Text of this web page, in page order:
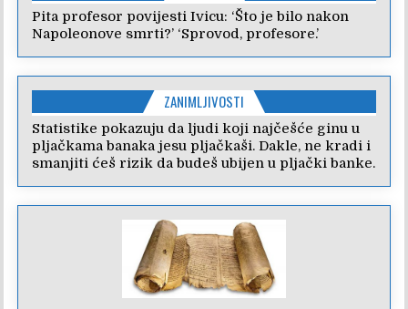
Pita profesor povijesti Ivicu: ‘Što je bilo nakon
Napoleonove smrti?’ ‘Sprovod, profesore.’
ZANIMLJIVOSTI
Statistike pokazuju da ljudi koji najčešće ginu u
pljačkama banaka jesu pljačkaši. Dakle, ne kradi i
smanjiti ćeš rizik da budeš ubijen u pljački banke.